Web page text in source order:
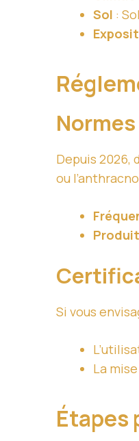
Sol :
Depuis 2026,
ou
Si vous
La
Étapes